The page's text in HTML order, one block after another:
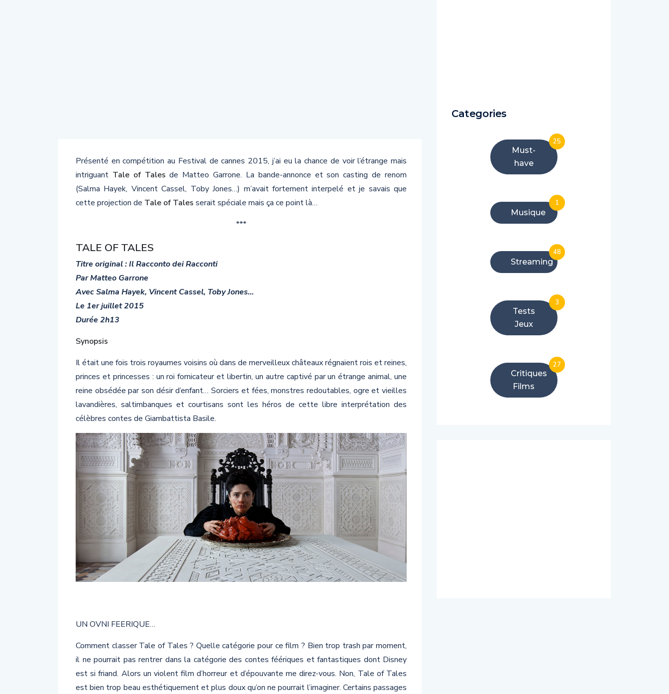
Présenté en compétition au Festival de cannes 2015, j’ai eu la chance de voir l’étrange mais
intriguant Tale of Tales de Matteo Garrone. La bande-annonce et son casting de renom
(Salma Hayek, Vincent Cassel, Toby Jones…) m’avait fortement interpelé et je savais que
cette projection de Tale of Tales serait spéciale mais ça ce point là…
***
TALE OF TALES
Titre original : Il Racconto dei Racconti
Par Matteo Garrone
Avec Salma Hayek, Vincent Cassel, Toby Jones…
Le 1er juillet 2015
Durée 2h13
Synopsis
Il était une fois trois royaumes voisins où dans de merveilleux châteaux régnaient rois et reines,
princes et princesses : un roi fornicateur et libertin, un autre captivé par un étrange animal, une
reine obsédée par son désir d’enfant… Sorciers et fées, monstres redoutables, ogre et vieilles
lavandières, saltimbanques et courtisans sont les héros de cette libre interprétation des
célèbres contes de Giambattista Basile.
UN OVNI FEERIQUE…
Comment classer Tale of Tales ? Quelle catégorie pour ce film ? Bien trop trash par moment,
il ne pourrait pas rentrer dans la catégorie des contes féériques et fantastiques dont Disney
est si friand. Alors un violent film d’horreur et d’épouvante me direz-vous. Non, Tale of Tales
est bien trop beau esthétiquement et plus doux qu’on ne pourrait l’imaginer. Certains passages
Categories
Must-
have
25
Musique
1
Streaming
48
Tests
Jeux
3
Critiques
Films
27